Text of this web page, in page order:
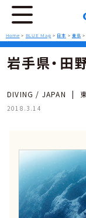
Home > BLUE Mag > 日本 > 東北
岩手県・田
DIVING / JAPAN |
2018.3.14